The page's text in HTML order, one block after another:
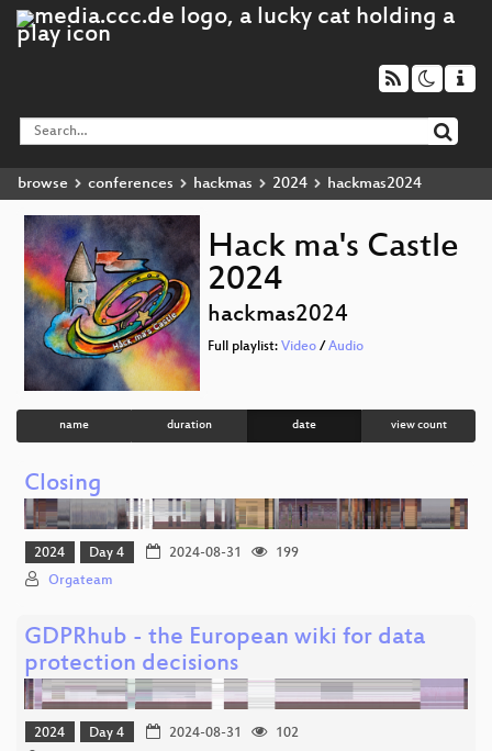
browse conferences hackmas 2024 hackmas2024
Hack ma's Castle
2024
hackmas2024
Full playlist: Video / Audio
name duration date view count
Closing
2024 Day 4 2024-08-31
199
Orgateam
GDPRhub - the European wiki for data
protection decisions
2024 Day 4 2024-08-31
102